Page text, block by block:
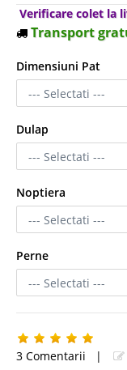
Verificare colet la
Transport
Dimensiuni Pat
Dulap
Noptiera
Perne
3 Comentarii |